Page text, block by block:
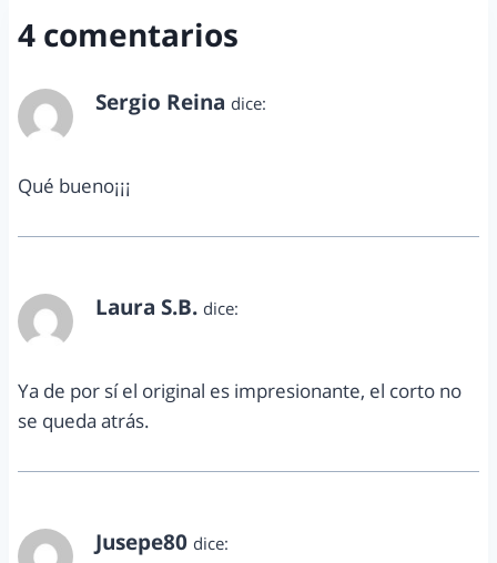
4 comentarios
Sergio Reina dice:
Qué bueno¡¡¡
Laura S.B. dice:
Ya de por sí el original es impresionante, el corto no
se queda atrás.
Jusepe80 dice: